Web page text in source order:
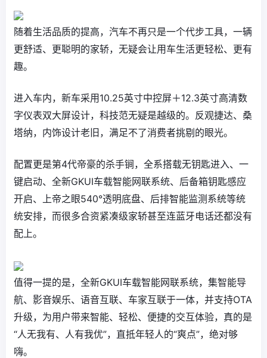
随着生活品质的提高，汽车不再只是一个代步工具，一辆
更舒适、更聪明的家轿，无疑会让用车生活更轻松、更有
趣。
进入车内，新车采用10.25英寸中控屏＋12.3英寸高清数
字仪表双大屏设计，科技范无疑是越级的。反观捷达、桑
塔纳，内饰设计老旧，满足不了消费者挑剔的眼光。
配置更是第4代帝豪的杀手锏，全系搭载无钥匙进入、一
键启动、全新GKUI车载智能网联系统、后备箱钥匙感应
开启、上帝之眼540°透明底盘、后排智能监测系统等统
统安排，而很多合资紧凑级家轿甚至连蓝牙电话还都没有
配上。
值得一提的是，全新GKUI车载智能网联系统，集智能导
航、影音娱乐、语音互联、车家互联于一体，并支持OTA
升级，为用户带来智能、轻松、便捷的交互体验，真的是
“人无我有、人有我优”，直抵年轻人的“爽点”，绝对够
嗨。